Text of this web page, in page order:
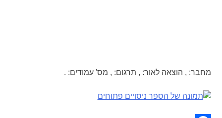
מחבר: , הוצאה לאור: , תרגום: , מס' עמודים: .